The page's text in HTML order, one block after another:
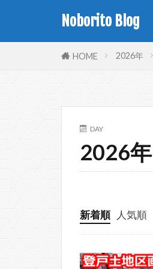
Noborito Blog
HOME 2026年
DAY
2026
新着順 人気順